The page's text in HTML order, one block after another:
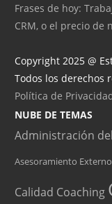
Frases de hoy:
CRM, o el precio de
Copyright 2025 @
Todos los derechos
Política de
NUBE DE TEMAS
Administración
Asesoramiento Externo
Calidad Coaching